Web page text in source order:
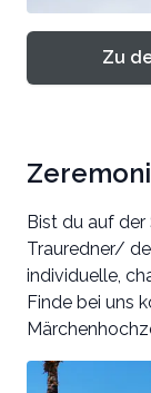
Zu
Bist du auf
Trauredner/
individuelle,
Finde bei uns